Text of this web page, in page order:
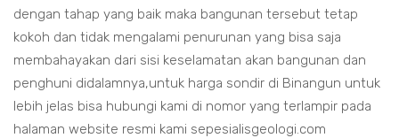
dengan tahap yang baik maka bangunan tersebut tetap
kokoh dan tidak mengalami penurunan yang bisa saja
membahayakan dari sisi keselamatan akan bangunan dan
penghuni didalamnya,untuk harga sondir di Binangun untuk
lebih jelas bisa hubungi kami di nomor yang terlampir pada
halaman website resmi kami sepesialisgeologi.com